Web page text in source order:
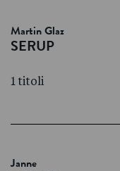
Martin Glaz
SERUP
1 titoli
Janne